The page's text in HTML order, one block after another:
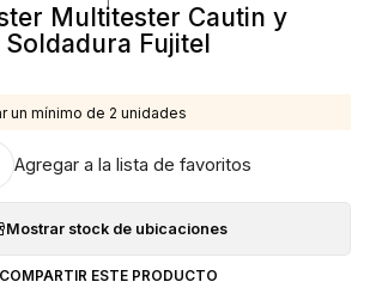
Multitester Cautin y
Soldadura Fujitel
un mínimo de 2 unidades
Agregar a la lista de favoritos
Mostrar stock de ubicaciones
COMPARTIR ESTE PRODUCTO